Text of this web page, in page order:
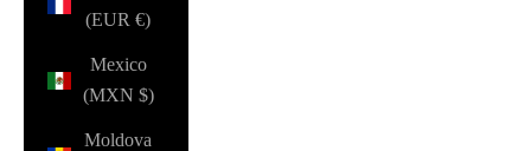
(EUR €)
Mexico
(MXN $)
Moldova